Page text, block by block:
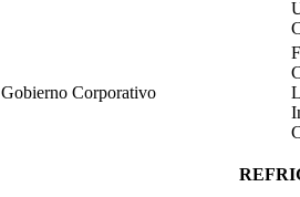
Gobierno Corporativo